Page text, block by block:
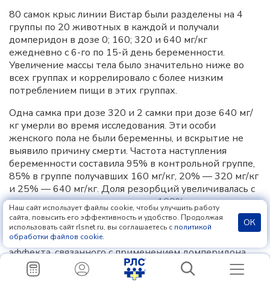
80 самок крыс линии Вистар были разделены на 4
группы по 20 животных в каждой и получали
домперидон в дозе 0; 160; 320 и 640 мг/кг
ежедневно с 6-го по 15-й день беременности.
Увеличение массы тела было значительно ниже во
всех группах и коррелировало с более низким
потреблением пищи в этих группах.
Одна самка при дозе 320 и 2 самки при дозе 640 мг/
кг умерли во время исследования. Эти особи
женского пола не были беременны, и вскрытие не
выявило причину смерти. Частота наступления
беременности составила 95% в контрольной группе,
85% в группе получавших 160 мг/кг, 20% — 320 мг/кг
и 25% — 640 мг/кг. Доля резорбций увеличивалась с
повышением дозы и составляла 100% в группе,
получавших высокую дозу. Размер помета и вес
детенышей при родах также были уменьшены в
группах с низкой и средней дозой. Тератогенного
эффекта, связанного с применением домперидона,
не обнаружено. При этих высоких дозах не
наблюдалось и признаков материнской токсичности.
Наш сайт использует файлы cookie, чтобы улучшить работу
сайта, повысить его эффективность и удобство. Продолжая
использовать сайт rlsnet.ru, вы соглашаетесь с политикой
обработки файлов cookie.
ОК